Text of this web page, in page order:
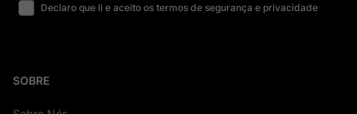
Declaro que li e aceito os termos de segurança e privacidade
SOBRE